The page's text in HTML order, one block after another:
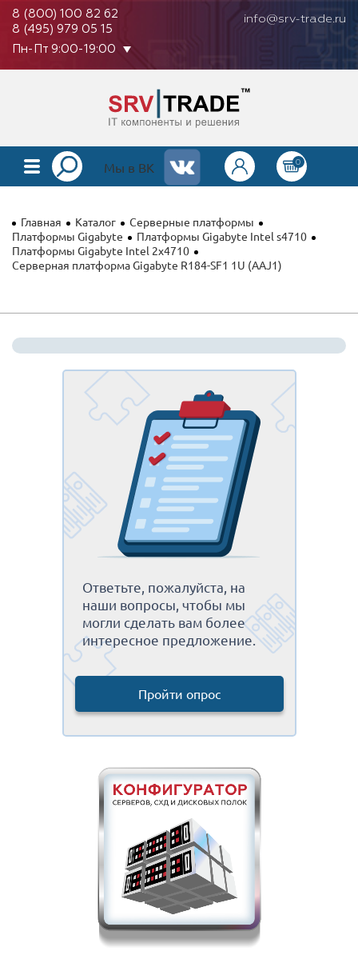
8 (800) 100 82 62
8 (495) 979 05 15
info@srv-trade.ru
Пн-Пт 9:00-19:00
КАТАЛОГ
ОПЛАТА
ГАРАНТИЯ
АКЦИИ
Мы в ВК 0
Главная Каталог
Серверные платформы
Платформы Gigabyte
Платформы Gigabyte Intel s4710
Платформы Gigabyte Intel 2x4710
Серверная платформа Gigabyte R184-SF1 1U (AAJ1)
Ответьте, пожалуйста, на
наши вопросы, чтобы мы
могли сделать вам более
интересное предложение.
Пройти опрос